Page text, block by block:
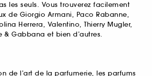
les seuls. Vous trouverez facilement
de Giorgio Armani, Paco Rabanne,
Herrera, Valentino, Thierry Mugler,
& Gabbana et bien d’autres.
de l’art de la parfumerie, les parfums